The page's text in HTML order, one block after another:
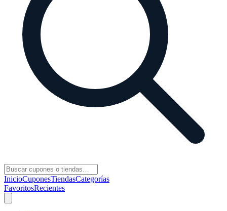
InicioCuponesTiendasCategorías
FavoritosRecientes